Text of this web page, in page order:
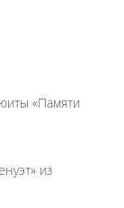
«Памяти
из